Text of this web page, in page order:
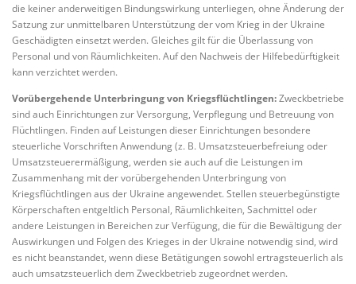
die keiner anderweitigen Bindungswirkung unterliegen, ohne Änderung der
Satzung zur unmittelbaren Unterstützung der vom Krieg in der Ukraine
Geschädigten einsetzt werden. Gleiches gilt für die Überlassung von
Personal und von Räumlichkeiten. Auf den Nachweis der Hilfebedürftigkeit
kann verzichtet werden.
Vorübergehende Unterbringung von Kriegsflüchtlingen:Zweckbetriebe
sind auch Einrichtungen zur Versorgung, Verpflegung und Betreuung von
Flüchtlingen. Finden auf Leistungen dieser Einrichtungen besondere
steuerliche Vorschriften Anwendung (z. B. Umsatzsteuerbefreiung oder
Umsatzsteuerermäßigung, werden sie auch auf die Leistungen im
Zusammenhang mit der vorübergehenden Unterbringung von
Kriegsflüchtlingen aus der Ukraine angewendet. Stellen steuerbegünstigte
Körperschaften entgeltlich Personal, Räumlichkeiten, Sachmittel oder
andere Leistungen in Bereichen zur Verfügung, die für die Bewältigung der
Auswirkungen und Folgen des Krieges in der Ukraine notwendig sind, wird
es nicht beanstandet, wenn diese Betätigungen sowohl ertragsteuerlich als
auch umsatzsteuerlich dem Zweckbetrieb zugeordnet werden.